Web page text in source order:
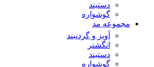
دستبند
گوشواره
مجموعه مد
آویز و گردنبند
انگشتر
دستبند
گوشواره